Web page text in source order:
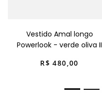
Vestido Amal longo
Powerlook - verde oliva II
R$ 480,00